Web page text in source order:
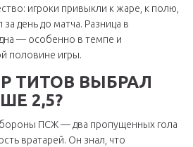
игроки привыкли к жаре, к полю,
день до матча. Разница в
— особенно в темпе и
половине игры.
ТИТОВ ВЫБРАЛ
2,5?
ПСЖ — два пропущенных гола
вратарей. Он знал, что